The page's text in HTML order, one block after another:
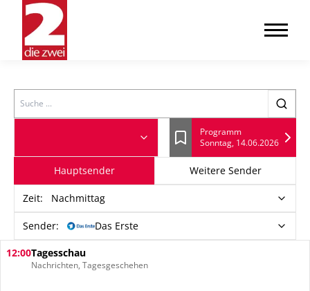
Search
Lesezeichen
Programm
Sonntag, 14.06.2026
Hauptsender Weitere Sender
Zeit: Nachmittag
Sender: Das Erste
12:00Tagesschau
Nachrichten, Tagesgeschehen